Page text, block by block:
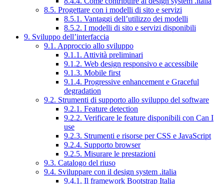
8.5. Progettare con i modelli di sito e servizi
8.5.1. Vantaggi dell’utilizzo dei modelli
8.5.2. I modelli di sito e servizi disponibili
9. Sviluppo dell’interfaccia
9.1. Approccio allo sviluppo
9.1.1. Attività preliminari
9.1.2. Web design responsivo e accessibile
9.1.3. Mobile first
9.1.4. Progressive enhancement e Graceful
degradation
9.2. Strumenti di supporto allo sviluppo del software
9.2.1. Feature detection
9.2.2. Verificare le feature disponibili con Can I
use
9.2.3. Strumenti e risorse per CSS e JavaScript
9.2.4. Supporto browser
9.2.5. Misurare le prestazioni
9.3. Catalogo del riuso
9.4. Sviluppare con il design system .italia
9.4.1. Il framework Bootstrap Italia